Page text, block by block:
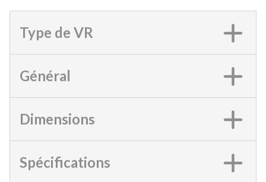
Type de VR
Général
Dimensions
Spécifications